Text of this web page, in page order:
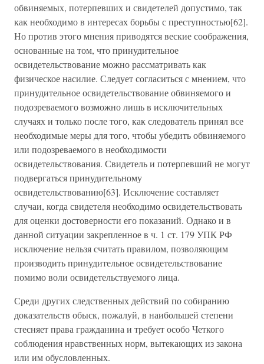
обвиняемых, потерпевших и свидетелей допустимо, так
как необходимо в интересах борьбы с преступностью[62].
Но против этого мнения приводятся веские соображения,
основанные на том, что принудительное
освидетельствование можно рассматривать как
физическое насилие. Следует согласиться с мнением, что
принудительное освидетельствование обвиняемого и
подозреваемого возможно лишь в исключительных
случаях и только после того, как следователь принял все
необходимые меры для того, чтобы убедить обвиняемого
или подозреваемого в необходимости
освидетельствования. Свидетель и потерпевший не могут
подвергаться принудительному
освидетельствованию[63]. Исключение составляет
случаи, когда свидетеля необходимо освидетельствовать
для оценки достоверности его показаний. Однако и в
данной ситуации закрепленное в ч. 1 ст. 179 УПК РФ
исключение нельзя считать правилом, позволяющим
производить принудительное освидетельствование
помимо воли освидетельствуемого лица.
Среди других следственных действий по собиранию
доказательств обыск, пожалуй, в наибольшей степени
стесняет права гражданина и требует особо Четкого
соблюдения нравственных норм, вытекающих из закона
или им обусловленных.